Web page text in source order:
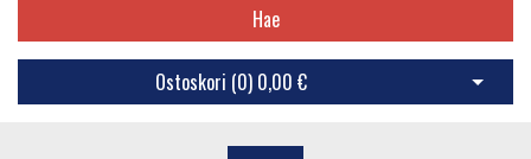
Hae
Ostoskori (0) 0,00 € Avaa